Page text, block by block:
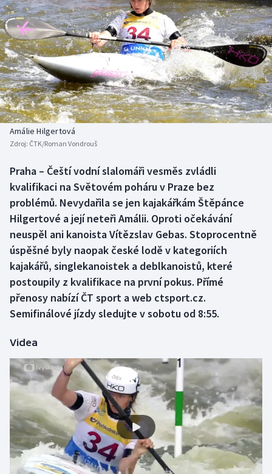
Americký fotbal
Baseball a softbal
Basketbal
Biatlon
Boby a skeleton
Box
Curling
Dostihy
Florbal
Futsal
Golf
Gymnastika
Házená
Jezdectví
Judo
Krasobruslení
NEPŘEHLÉDNĚTE
Soutěže
Historické návraty
Aplikace ČT sport
AZ kvíz
Amálie Hilgertová
Zdroj: ČTK/Roman Vondrouš
Praha – Čeští vodní slalomáři vesměs zvládli
kvalifikaci na Světovém poháru v Praze bez
problémů. Nevydařila se jen kajakářkám Štěpánce
Hilgertové a její neteři Amálii. Oproti očekávání
neuspěl ani kanoista Vítězslav Gebas. Stoprocentně
úspěšné byly naopak české lodě v kategoriích
kajakářů, singlekanoistek a deblkanoistů, které
postoupily z kvalifikace na první pokus. Přímé
přenosy nabízí ČT sport a web ctsport.cz.
Semifinálové jízdy sledujte v sobotu od 8:55.
Videa